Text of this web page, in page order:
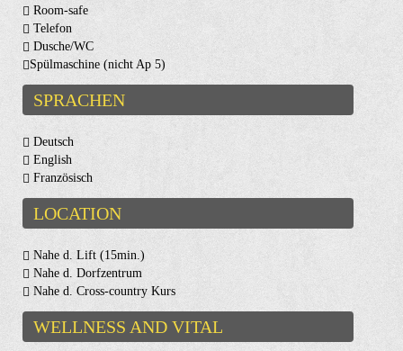
Room-safe
Telefon
Dusche/WC
Spülmaschine (nicht Ap 5)
SPRACHEN
Deutsch
English
Französisch
LOCATION
Nahe d. Lift (15min.)
Nahe d. Dorfzentrum
Nahe d. Cross-country Kurs
WELLNESS AND VITAL